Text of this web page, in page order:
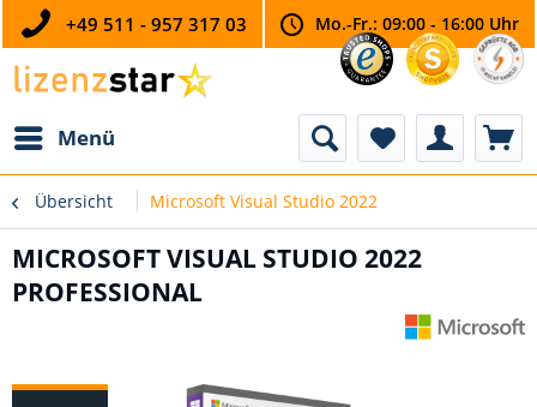
+49 511 - 957 317 03 Mo.-Fr.: 09:00 - 16:00 Uhr
Menü
Übersicht Microsoft Visual Studio 2022
MICROSOFT VISUAL STUDIO 2022
PROFESSIONAL